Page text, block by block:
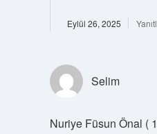
Eylül 26, 2025
Selim
Nuriye Füsun Önal (